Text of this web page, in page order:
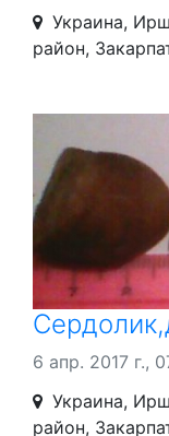
Украина,
район,
6 апр. 2017 г.,
Украина,
район,